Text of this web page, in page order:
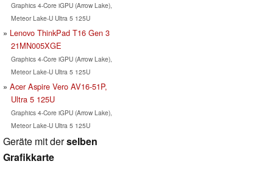
Graphics 4-Core iGPU (Arrow Lake),
Meteor Lake-U Ultra 5 125U
Lenovo ThinkPad T16 Gen 3
21MN005XGE
Graphics 4-Core iGPU (Arrow Lake),
Meteor Lake-U Ultra 5 125U
Acer Aspire Vero AV16-51P,
Ultra 5 125U
Graphics 4-Core iGPU (Arrow Lake),
Meteor Lake-U Ultra 5 125U
Geräte mit derselben
Grafikkarte